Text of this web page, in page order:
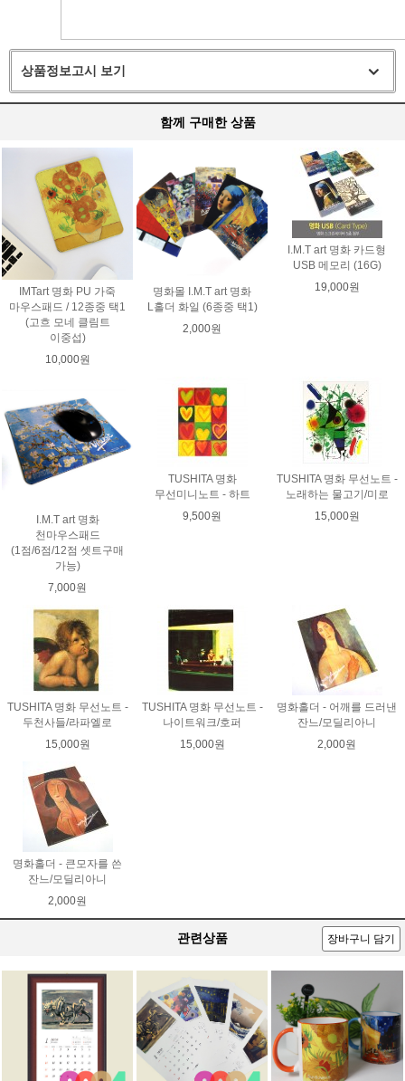
상품정보고시 보기
함께 구매한 상품
IMTart 명화 PU 가죽
마우스패드 / 12종중 택1
(고흐 모네 클림트
이중섭)
10,000원
명화몰 I.M.T art 명화
L홀더 화일 (6종중 택1)
2,000원
I.M.T art 명화 카드형
USB 메모리 (16G)
19,000원
I.M.T art 명화
천마우스패드
(1점/6점/12점 셋트구매
가능)
7,000원
TUSHITA 명화
무선미니노트 - 하트
9,500원
TUSHITA 명화 무선노트 -
노래하는 물고기/미로
15,000원
TUSHITA 명화 무선노트 -
두천사들/라파엘로
15,000원
TUSHITA 명화 무선노트 -
나이트워크/호퍼
15,000원
명화홀더 - 어깨를 드러낸
잔느/모딜리아니
2,000원
명화홀더 - 큰모자를 쓴
잔느/모딜리아니
2,000원
관련상품 장바구니 담기